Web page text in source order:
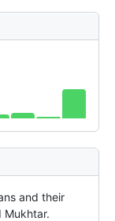
and their
Mukhtar.